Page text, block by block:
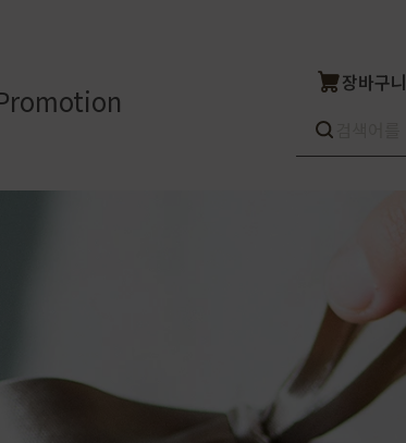
장바구니
연 원료, 조향 베이스, 조향 케미컬을 고객님이 직
생산해 드리는 서비스입니다. 최소5kg부터 브랜
에 활용할 수 있도록 서류까지 완벽 지원해드립니
상품문의
주문/배송문의
오프라인 스토어
도매신청
딜러모집